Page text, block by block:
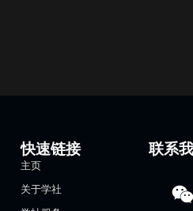
快速链接
主页
关于学社
联系